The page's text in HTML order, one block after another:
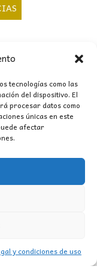
tecnologías como las
del dispositivo. El
procesar datos como
únicas en este
afectar
y condiciones de uso
precio
actual
156,00€.